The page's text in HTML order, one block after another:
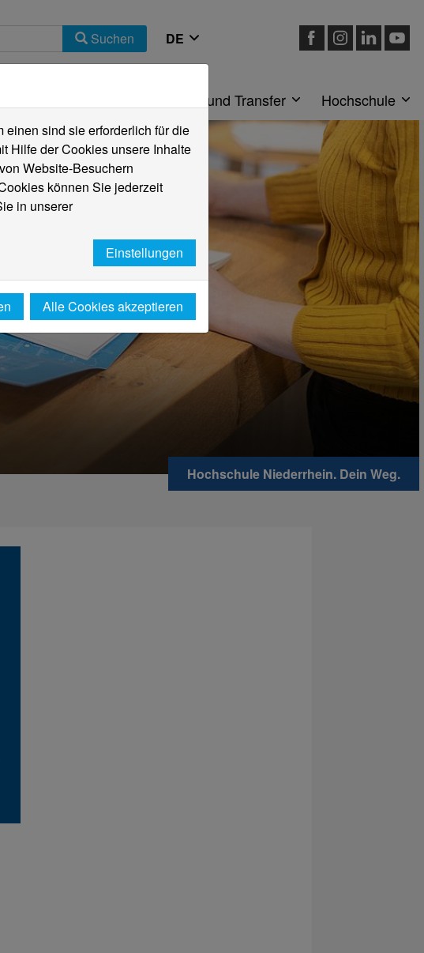
Suchen
Forschung und Transfer Hochschule
Hochschule Niederrhein. Dein Weg.
sind sie erforderlich für die
Hilfe der Cookies unsere Inhalte
Website-Besuchern
können Sie jederzeit
in unserer
Einstellungen
Alle Cookies akzeptieren